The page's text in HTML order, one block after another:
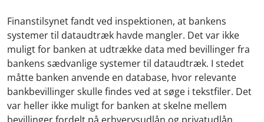
Finanstilsynet fandt ved inspektionen, at bankens
systemer til dataudtræk havde mangler. Det var ikke
muligt for banken at udtrække data med bevillinger fra
bankens sædvanlige systemer til dataudtræk. I stedet
måtte banken anvende en database, hvor relevante
bankbevillinger skulle findes ved at søge i tekstfiler. Det
var heller ikke muligt for banken at skelne mellem